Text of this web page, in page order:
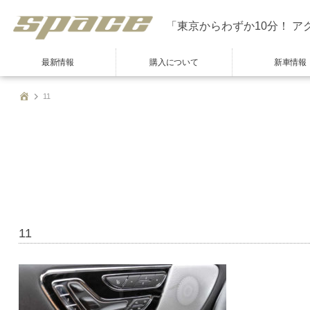
「東京からわずか10分！ ア
最新情報 購入について 新車情報
11
11